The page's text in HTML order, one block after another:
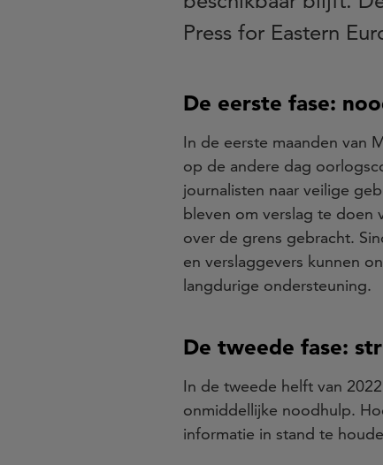
Press for Eastern
De eerste fase:
In de eerste maanden van
op de andere dag
journalisten naar veilige
bleven om verslag te doen
over de grens gebracht.
en verslaggevers kunnen
langdurige ondersteuning.
De tweede fase:
In de tweede helft van
onmiddellijke noodhulp.
informatie in stand te